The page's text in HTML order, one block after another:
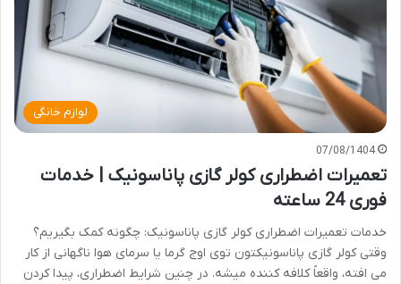
لوازم خانگی
07/08/1404
تعمیرات اضطراری کولر گازی پاناسونیک | خدمات
فوری 24 ساعته
خدمات تعمیرات اضطراری کولر گازی پاناسونیک: چگونه کمک بگیریم؟
وقتی کولر گازی پاناسونیکتون توی اوج گرما یا سرمای هوا ناگهانی از کار
می افته، واقعاً کلافه کننده میشه. در چنین شرایط اضطراری، پیدا کردن